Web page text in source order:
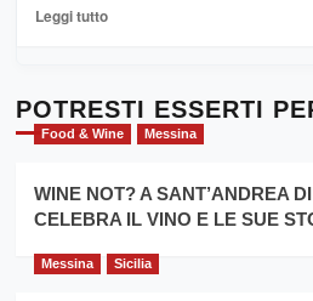
Sicilia
l’
evento
per
la
filiera
grano
Leggi tuttoLeggi
Cronoscalata
Giarre
Montesalice
per
il
anno
POTRESTI ESSERTI
Food & Wine Messina
WINE NOT? A SANT’ANDREA
CELEBRA IL VINO E LE SUE
Messina Sicilia